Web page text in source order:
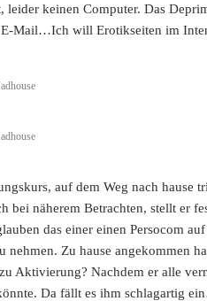
leider keinen Computer. Das
Mail…Ich will Erotikseiten im
auf dem Weg nach
bei näherem Betrachten, stellt er
das einer einen Persocom
nehmen. Zu hause angekommen
Aktivierung? Nachdem er alle
Da fällt es ihm schlagartig